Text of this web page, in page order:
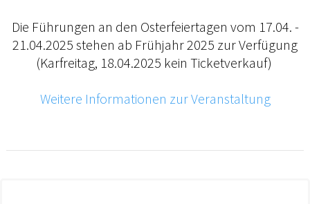
Die Führungen an den Osterfeiertagen vom 17.04. -
21.04.2025 stehen ab Frühjahr 2025 zur Verfügung
(Karfreitag, 18.04.2025 kein Ticketverkauf)
Weitere Informationen zur Veranstaltung